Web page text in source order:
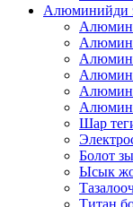
Алюминийди
Шар
Болот
Ысык
Титан